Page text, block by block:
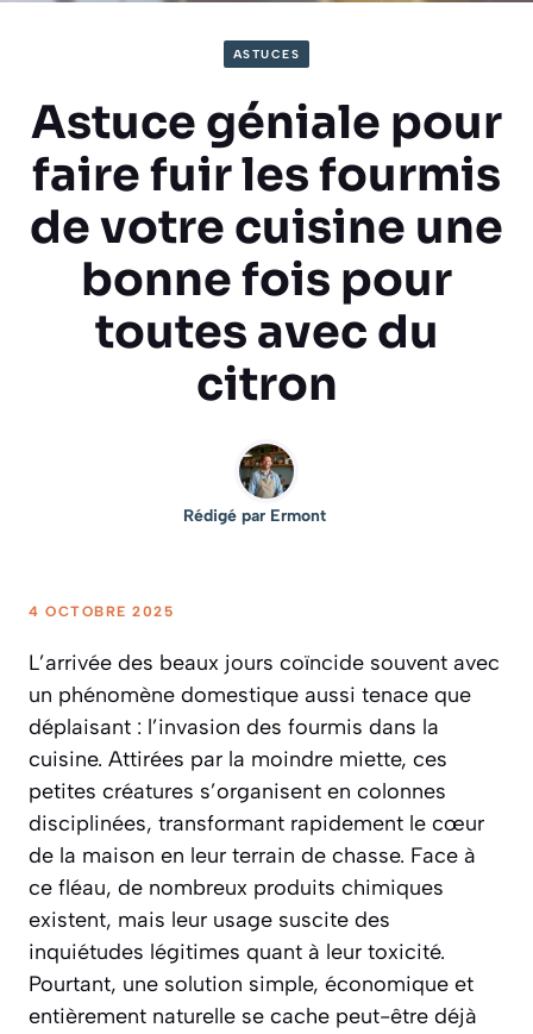
ASTUCES
Astuce géniale pour
faire fuir les fourmis
de votre cuisine une
bonne fois pour
toutes avec du
citron
Rédigé par Ermont
4 OCTOBRE 2025
L’arrivée des beaux jours coïncide souvent avec
un phénomène domestique aussi tenace que
déplaisant : l’invasion des fourmis dans la
cuisine. Attirées par la moindre miette, ces
petites créatures s’organisent en colonnes
disciplinées, transformant rapidement le cœur
de la maison en leur terrain de chasse. Face à
ce fléau, de nombreux produits chimiques
existent, mais leur usage suscite des
inquiétudes légitimes quant à leur toxicité.
Pourtant, une solution simple, économique et
entièrement naturelle se cache peut-être déjà